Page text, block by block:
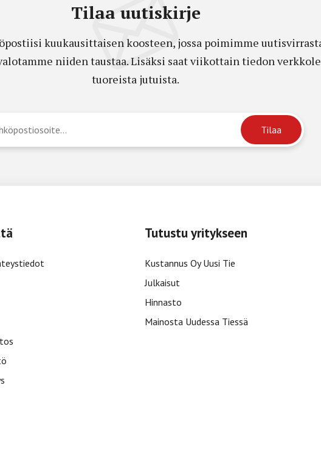
Tilaa uutiskirje
kuukausittaisen koosteen, jossa poimimme
niiden taustaa. Lisäksi saat viikottain tiedon
tuoreista jutuista.
Tutustu yritykseen
Kustannus Oy Uusi Tie
Julkaisut
Hinnasto
Mainosta Uudessa Tiessä